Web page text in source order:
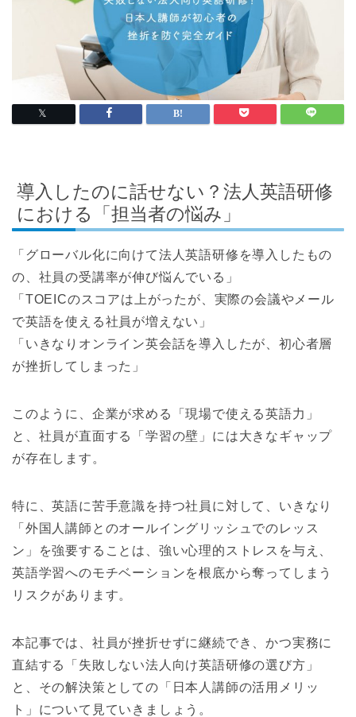
導入したのに話せない？法人英語研修
における「担当者の悩み」
「グローバル化に向けて法人英語研修を導入したもの
の、社員の受講率が伸び悩んでいる」
「TOEICのスコアは上がったが、実際の会議やメール
で英語を使える社員が増えない」
「いきなりオンライン英会話を導入したが、初心者層
が挫折してしまった」
このように、企業が求める「現場で使える英語力」
と、社員が直面する「学習の壁」には大きなギャップ
が存在します。
特に、英語に苦手意識を持つ社員に対して、いきなり
「外国人講師とのオールイングリッシュでのレッス
ン」を強要することは、強い心理的ストレスを与え、
英語学習へのモチベーションを根底から奪ってしまう
リスクがあります。
本記事では、社員が挫折せずに継続でき、かつ実務に
直結する「失敗しない法人向け英語研修の選び方」
と、その解決策としての「日本人講師の活用メリッ
ト」について見ていきましょう。